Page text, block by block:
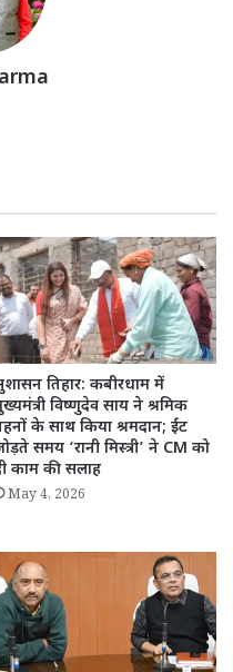
तिहार: कबीरधाम में
विष्णुदेव साय ने श्रमिक
के साथ किया श्रमदान; ईंट
समय ‘रानी मिस्त्री’ ने CM को
काम की सलाह
May 4, 2026